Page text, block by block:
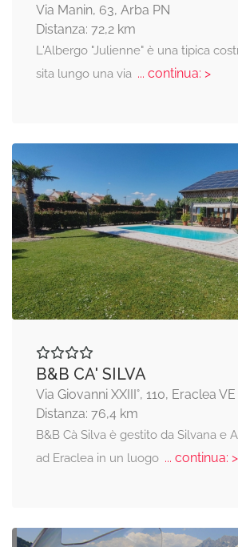
Via Manin, 63, Arba PN
Distanza: 72,2 km
L'Albergo "Julienne" è una tipica
sita lungo una via... continua: >
B&B CA' SILVA
Via Giovanni XXIII°, 110, Eraclea VE
Distanza: 76,4 km
B&B Cà Silva è gestito da Silvana e
ad Eraclea in un luogo... continua: >